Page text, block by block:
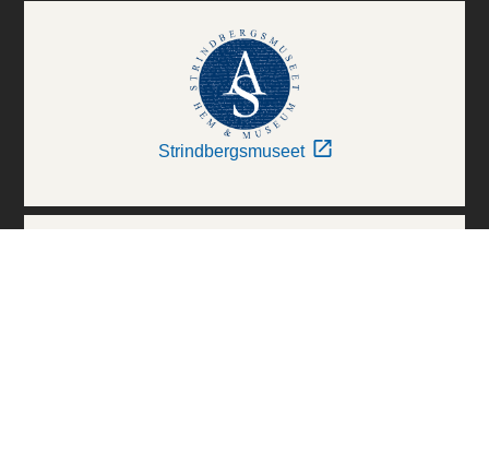
Strindbergsmuseet